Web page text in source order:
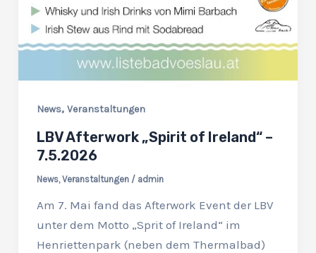
News, Veranstaltungen
LBV Afterwork „Spirit of Ireland“ –
7.5.2026
News,Veranstaltungen/ admin
Am 7. Mai fand das Afterwork Event der LBV
unter dem Motto „Sprit of Ireland“ im
Henriettenpark (neben dem Thermalbad)